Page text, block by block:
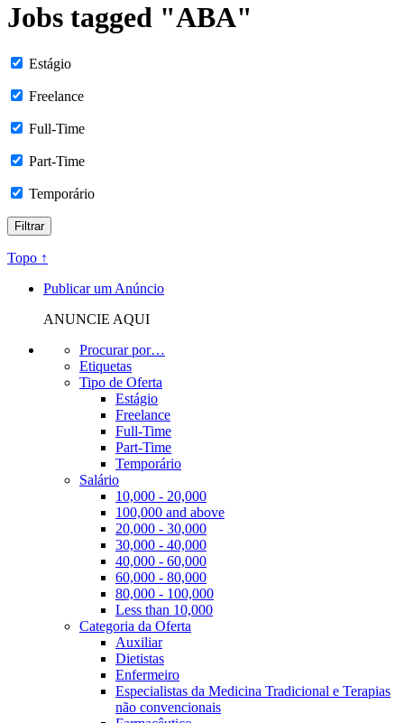
Jobs tagged "ABA"
Estágio
Freelance
Full-Time
Part-Time
Temporário
Topo ↑
Publicar um Anúncio
ANUNCIE AQUI
Procurar por…
Etiquetas
Tipo de Oferta
Estágio
Freelance
Full-Time
Part-Time
Temporário
Salário
10,000 - 20,000
100,000 and above
20,000 - 30,000
30,000 - 40,000
40,000 - 60,000
60,000 - 80,000
80,000 - 100,000
Less than 10,000
Categoria da Oferta
Auxiliar
Dietistas
Enfermeiro
Especialistas da Medicina Tradicional e Terapias
não convencionais